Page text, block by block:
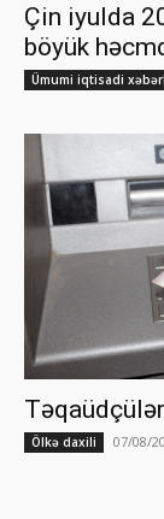
Çin iyulda
böyük
Ümumi iqtisadi
Ölkə daxili 07/08/